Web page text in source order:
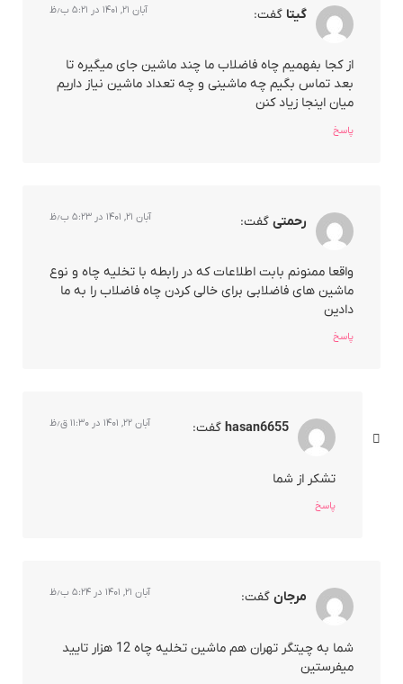
گیتا گفت: آبان ۲۱, ۱۴۰۱ در ۵:۲۱ ب٫ظ
از کجا بفهمیم چاه فاضلاب ما چند ماشین جای میگیره تا
بعد تماس بگیم چه ماشینی و چه تعداد ماشین نیاز داریم
میان اینجا زیاد کنن
پاسخ
رحمتی گفت: آبان ۲۱, ۱۴۰۱ در ۵:۲۳ ب٫ظ
واقعا ممنونم بابت اطلاعات که در رابطه با تخلیه چاه و نوع
ماشین های فاضلابی برای خالی کردن چاه فاضلاب را به ما
دادین
پاسخ
hasan6655 گفت: آبان ۲۲, ۱۴۰۱ در ۱۱:۳۰ ق٫ظ
تشکر از شما
پاسخ
مرجان گفت: آبان ۲۱, ۱۴۰۱ در ۵:۲۴ ب٫ظ
شما به چیتگر تهران هم ماشین تخلیه چاه 12 هزار تایید
میفرستین